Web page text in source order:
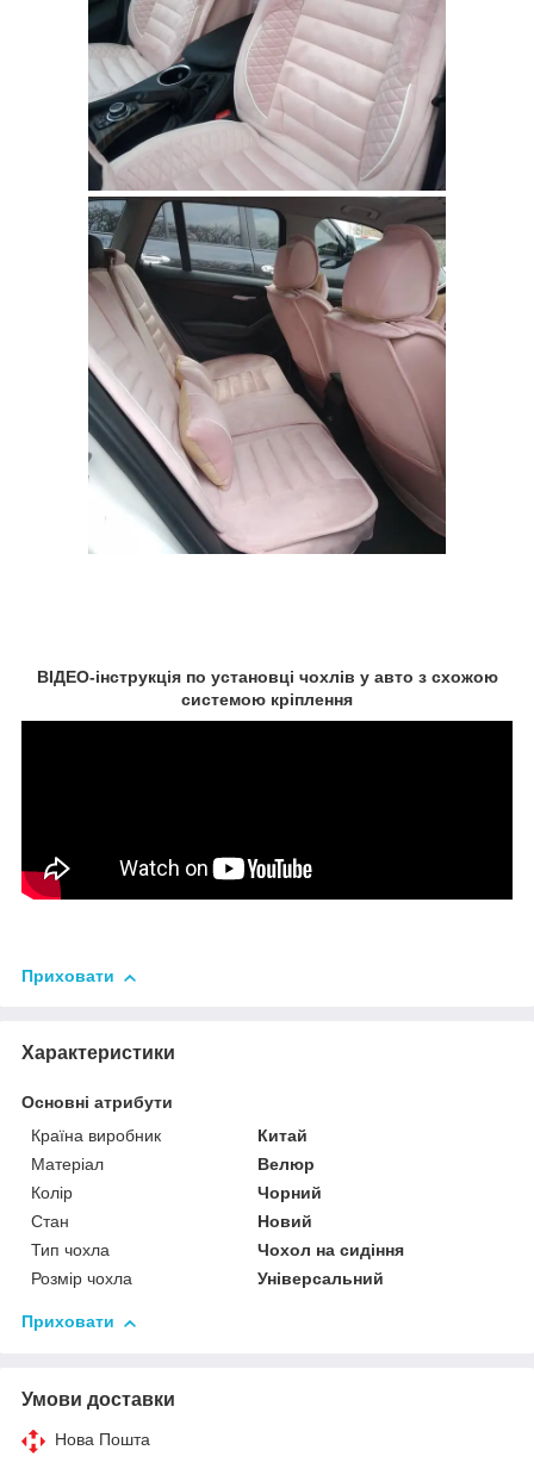
ВІДЕО-інструкція по установці чохлів у авто з схожою
системою кріплення
Приховати
Характеристики
Основні атрибути
Країна виробник
Китай
Матеріал
Велюр
Колір
Чорний
Стан
Новий
Тип чохла
Чохол на сидіння
Розмір чохла
Універсальний
Приховати
Умови доставки
Нова Пошта